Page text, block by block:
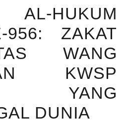
AL-HUKUM
ZAKAT
WANG
KWSP
YANG
DUNIA